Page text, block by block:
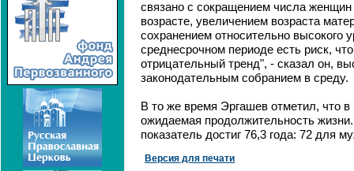
связано с сокращением числа
возрасте, увеличением возраста
сохранением относительно высокого
среднесрочном периоде есть риск,
отрицательный тренд", - сказал он,
законодательным собранием в среду.
В то же время Эргашев отметил, что в
ожидаемая продолжительность жизни.
показатель достиг 76,3 года: 72 для
Версия для печати